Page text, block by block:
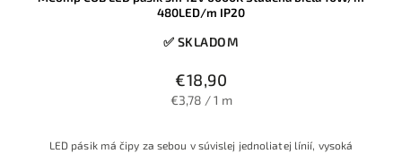
480LED/m IP20
✅ SKLADOM
€18,90
€3,78 / 1 m
LED pásik má čipy za sebou v súvislej jednoliatej línií, vysoká